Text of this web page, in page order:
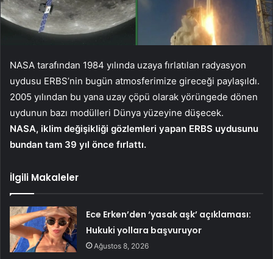
NASA tarafından 1984 yılında uzaya fırlatılan radyasyon
uydusu ERBS’nin bugün atmosferimize gireceği paylaşıldı.
2005 yılından bu yana uzay çöpü olarak yörüngede dönen
uydunun bazı modülleri Dünya yüzeyine düşecek.
NASA, iklim değişikliği gözlemleri yapan ERBS uydusunu
bundan tam 39 yıl önce fırlattı.
İlgili Makaleler
Ece Erken’den ‘yasak aşk’ açıklaması:
Hukuki yollara başvuruyor
Ağustos 8, 2026